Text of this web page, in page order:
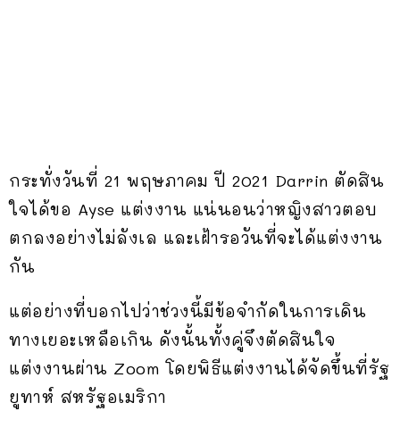
กระทั่งวันที่ 21 พฤษภาคม ปี 2021 Darrin ตัดสิน
ใจได้ขอ Ayse แต่งงาน แน่นอนว่าหญิงสาวตอบ
ตกลงอย่างไม่ลังเล และเฝ้ารอวันที่จะได้แต่งงาน
กัน
แต่อย่างที่บอกไปว่าช่วงนี้มีข้อจำกัดในการเดิน
ทางเยอะเหลือเกิน ดังนั้นทั้งคู่จึงตัดสินใจ
แต่งงานผ่าน Zoom โดยพิธีแต่งงานได้จัดขึ้นที่รัฐ
ยูทาห์ สหรัฐอเมริกา